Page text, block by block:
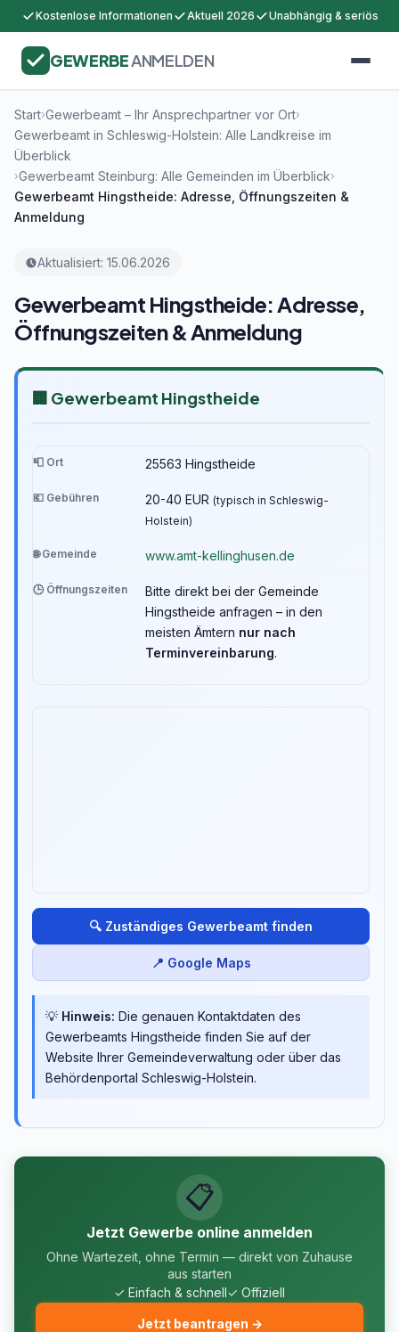
Kostenlose Informationen Aktuell 2026 Unabhängig & seriös
GEWERBEANMELDEN
Start›Gewerbeamt – Ihr Ansprechpartner vor Ort›
Gewerbeamt in Schleswig-Holstein: Alle Landkreise im
Überblick
›Gewerbeamt Steinburg: Alle Gemeinden im Überblick›
Gewerbeamt Hingstheide: Adresse, Öffnungszeiten &
Anmeldung
Aktualisiert: 15.06.2026
Gewerbeamt Hingstheide: Adresse,
Öffnungszeiten & Anmeldung
🏢 Gewerbeamt Hingstheide
📮 Ort 25563 Hingstheide
💶 Gebühren 20-40 EUR (typisch in Schleswig-
Holstein)
🌐 Gemeinde www.amt-kellinghusen.de
🕒 Öffnungszeiten
Bitte direkt bei der Gemeinde
Hingstheide anfragen – in den
meisten Ämtern nur nach
Terminvereinbarung.
🔍 Zuständiges Gewerbeamt finden
📍 Google Maps
💡 Hinweis: Die genauen Kontaktdaten des
Gewerbeamts Hingstheide finden Sie auf der
Website Ihrer Gemeindeverwaltung oder über das
Behördenportal Schleswig-Holstein.
📋
Jetzt Gewerbe online anmelden
Ohne Wartezeit, ohne Termin — direkt von Zuhause
aus starten
✓ Einfach & schnell✓ Offiziell
Jetzt beantragen →